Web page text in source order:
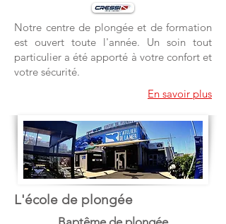
Notre centre de plongée et de formation
est ouvert toute l'année. Un soin tout
particulier a été apporté à votre confort et
votre sécurité.
En savoir plus
L'école de plongée